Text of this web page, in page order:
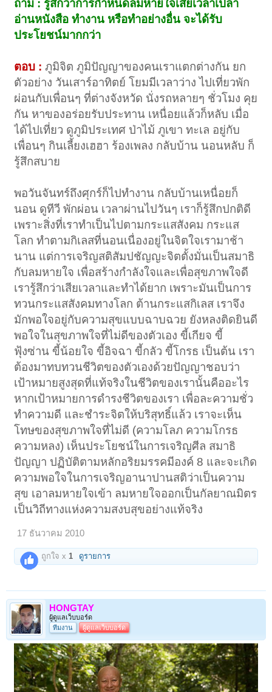
ถาม : รู้สึกว่าการกำหนดลมหายใจเสียเวลาเปล่า
อ่านหนังสือ ทำงาน หรือทำอย่างอื่น จะได้รับ
ประโยชน์มากกว่า
ตอบ :ภูมิจิต ภูมิปัญญาของคนเราแตกต่างกัน ยก
ตัวอย่าง วันเสาร์อาทิตย์ โยมมีเวลาว่าง ไปเที่ยวพัก
ผ่อนกับเพื่อนๆ ที่ต่างจังหวัด นั่งรถหลายๆ ชั่วโมง คุย
กัน หาของอร่อยรับประทาน เหนื่อยแล้วก็หลับ เมื่อ
ได้ไปเที่ยว ดูภูมิประเทศ ป่าไม้ ภูเขา ทะเล อยู่กับ
เพื่อนๆ กินเลี้ยงเฮฮา ร้องเพลง กลับบ้าน นอนหลับ ก็
รู้สึกสบาย
พอวันจันทร์ถึงศุกร์ก็ไปทำงาน กลับบ้านเหนื่อยก็
นอน ดูทีวี พักผ่อน เวลาผ่านไปวันๆ เราก็รู้สึกปกติดี
เพราะสิ่งที่เราทำเป็นไปตามกระแสสังคม กระแส
โลก ทำตามกิเลสที่นอนเนื่องอยู่ในจิตใจเรามาช้า
นาน แต่การเจริญสติสัมปชัญญะจิตตั้งมั่นเป็นสมาธิ
กับลมหายใจ เพื่อสร้างกำลังใจและเพื่อสุขภาพใจดี
เรารู้สึกว่าเสียเวลาและทำได้ยาก เพราะมันเป็นการ
ทวนกระแสสังคมทางโลก ต้านกระแสกิเลส เราจึง
มักพอใจอยู่กับความสุขแบบฉาบฉวย ยังหลงติดยินดี
พอใจในสุขภาพใจที่ไม่ดีของตัวเอง ขี้เกียจ ขี้
ฟุ้งซ่าน ขี้น้อยใจ ขี้อิจฉา ขี้กลัว ขี้โกรธ เป็นต้น เรา
ต้องมาทบทวนชีวิตของตัวเองด้วยปัญญาชอบว่า
เป้าหมายสูงสุดที่แท้จริงในชีวิตของเรานั้นคืออะไร
หากเป้าหมายการดำรงชีวิตของเรา เพื่อละความชั่ว
ทำความดี และชำระจิตให้บริสุทธิ์แล้ว เราจะเห็น
โทษของสุขภาพใจที่ไม่ดี (ความโลภ ความโกรธ
ความหลง) เห็นประโยชน์ในการเจริญศีล สมาธิ
ปัญญา ปฏิบัติตามหลักอริยมรรคมีองค์ 8 และจะเกิด
ความพอใจในการเจริญอานาปานสติว่าเป็นความ
สุข เอาลมหายใจเข้า ลมหายใจออกเป็นกัลยาณมิตร
เป็นวิถีทางแห่งความสงบสุขอย่างแท้จริง
17 ธันวาคม 2010
ถูกใจ x 1 ดูรายการ
HONGTAY
ผู้ดูแลเว็บบอร์ด
ทีมงาน
ผู้ดูแลเว็บบอร์ด